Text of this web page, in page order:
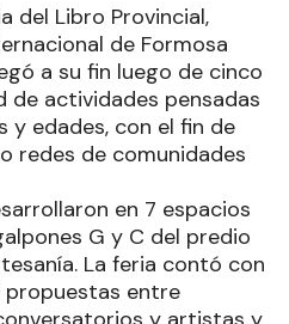
del Libro Provincial,
de Formosa
a su fin luego de cinco
de actividades pensadas
y edades, con el fin de
redes de comunidades
en 7 espacios
G y C del predio
La feria contó con
entre